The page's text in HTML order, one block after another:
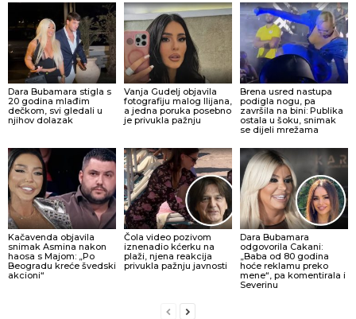
Dara Bubamara stigla s
20 godina mlađim
dečkom, svi gledali u
njihov dolazak
Vanja Gudelj objavila
fotografiju malog Ilijana,
a jedna poruka posebno
je privukla pažnju
Brena usred nastupa
podigla nogu, pa
završila na bini: Publika
ostala u šoku, snimak
se dijeli mrežama
Kačavenda objavila
snimak Asmina nakon
haosa s Majom: „Po
Beogradu kreće švedski
akcioni“
Čola video pozivom
iznenadio kćerku na
plaži, njena reakcija
privukla pažnju javnosti
Dara Bubamara
odgovorila Cakani:
„Baba od 80 godina
hoće reklamu preko
mene“, pa komentirala i
Severinu